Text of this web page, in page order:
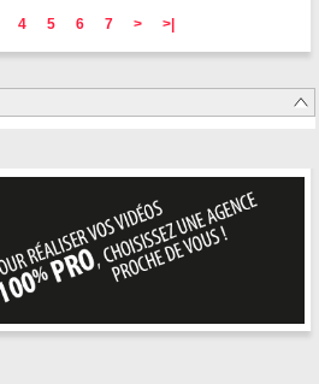
4 5 6 7 > >|